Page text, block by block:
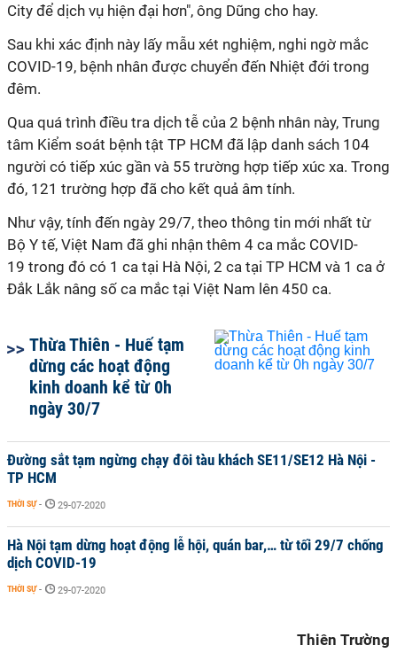
City để dịch vụ hiện đại hơn", ông Dũng cho hay.
Sau khi xác định này lấy mẫu xét nghiệm, nghi ngờ mắc
COVID-19, bệnh nhân được chuyển đến Nhiệt đới trong
đêm.
Qua quá trình điều tra dịch tễ của 2 bệnh nhân này, Trung
tâm Kiểm soát bệnh tật TP HCM đã lập danh sách 104
người có tiếp xúc gần và 55 trường hợp tiếp xúc xa. Trong
đó, 121 trường hợp đã cho kết quả âm tính.
Như vậy, tính đến ngày 29/7, theo thông tin mới nhất từ
Bộ Y tế, Việt Nam đã ghi nhận thêm 4 ca mắc COVID-
19 trong đó có 1 ca tại Hà Nội, 2 ca tại TP HCM và 1 ca ở
Đắk Lắk nâng số ca mắc tại Việt Nam lên 450 ca.
Thừa Thiên - Huế tạm
dừng các hoạt động
kinh doanh kể từ 0h
ngày 30/7
Đường sắt tạm ngừng chạy đôi tàu khách SE11/SE12 Hà Nội -
TP HCM
THỜI SỰ - 29-07-2020
Hà Nội tạm dừng hoạt động lễ hội, quán bar,… từ tối 29/7 chống
dịch COVID-19
THỜI SỰ - 29-07-2020
Thiên Trường